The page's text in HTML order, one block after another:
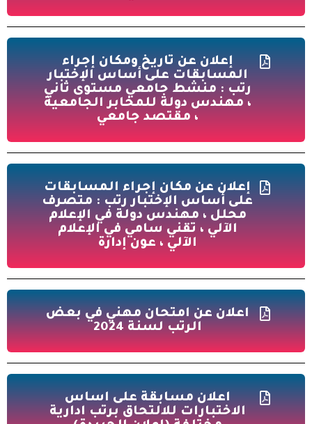
إعلان عن تاريخ ومكان إجراء
المسابقات على أساس الإختبار
رتب : منشط جامعي مستوى ثاني
، مهندس دولة للمخابر الجامعية
، مقتصد جامعي
إعلان عن مكان إجراء المسابقات
على أساس الإختبار رتب : متصرف
محلل ، مهندس دولة في الإعلام
الآلي ، تقني سامي في الإعلام
الآلي ، عون إدارة
اعلان عن امتحان مهني في بعض
الرتب لسنة 2024
اعلان مسابقة على اساس
الاختبارات للالتحاق برتب ادارية